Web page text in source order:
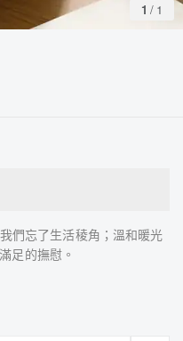
1 / 1
們忘了生活稜角；溫和暖光
足的撫慰。